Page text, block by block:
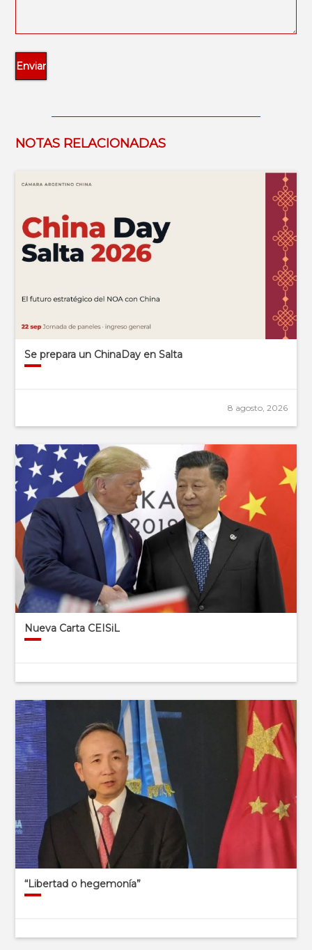
NOTAS RELACIONADAS
Se prepara un ChinaDay en Salta
8 agosto, 2026
Nueva Carta CEISiL
“Libertad o hegemonía”